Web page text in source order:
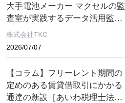
大手電池メーカー マクセルの監
査室が実践するデータ活用監査
とは ～８月６日(木)、９月２日
株式会社TKC
2026/07/07
【コラム】フリーレント期間の
定めのある賃貸借取引にかかる
通達の新設［あいわ税理士法人